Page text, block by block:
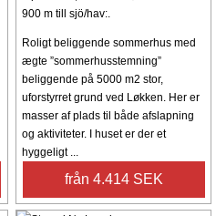
900 m till sjö/hav:.
Roligt beliggende sommerhus med
ægte ”sommerhusstemning”
beliggende på 5000 m2 stor,
uforstyrret grund ved Løkken. Her er
masser af plads til både afslapning
og aktiviteter. I huset er der et
hyggeligt ...
från 4.414 SEK